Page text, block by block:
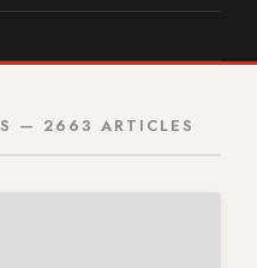
— 2663 ARTICLES